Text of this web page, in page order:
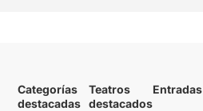
Categorías
destacadas
Teatros
destacados
Entradas